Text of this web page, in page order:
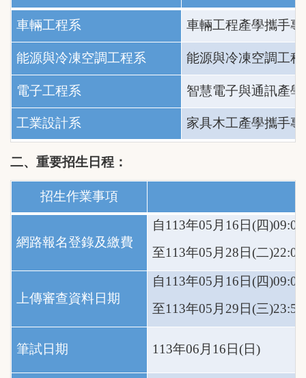
車輛工程系 車輛工程產學攜手專
能源與冷凍空調工程系 能源與冷凍空調工
電子工程系 智慧電子與通訊產
工業設計系 家具木工產學攜手專
二、 重要招生日程：
招生作業事項
網路報名登錄及繳費
自113年05月16日(四
至113年05月28日(二
上傳審查資料日期
自113年05月16日(四
至113年05月29日(三
筆試日期 113年06月16日(日)